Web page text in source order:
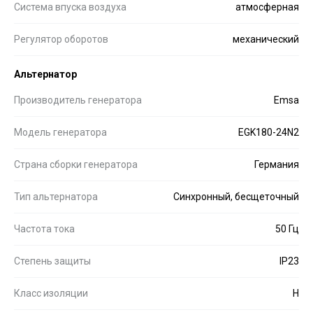
Система впуска воздуха атмосферная
Регулятор оборотов механический
Альтернатор
Производитель генератора Emsa
Модель генератора EGK180-24N2
Страна сборки генератора Германия
Тип альтернатора Синхронный, бесщеточный
Частота тока 50 Гц
Степень защиты IP23
Класс изоляции H